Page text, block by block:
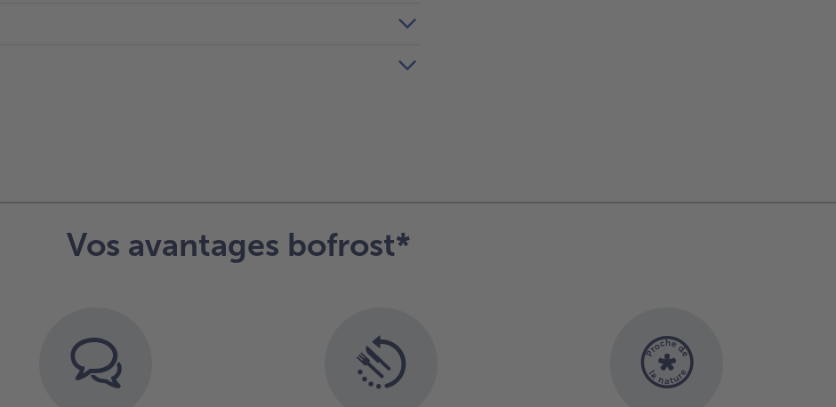
Vos avantages bofrost*